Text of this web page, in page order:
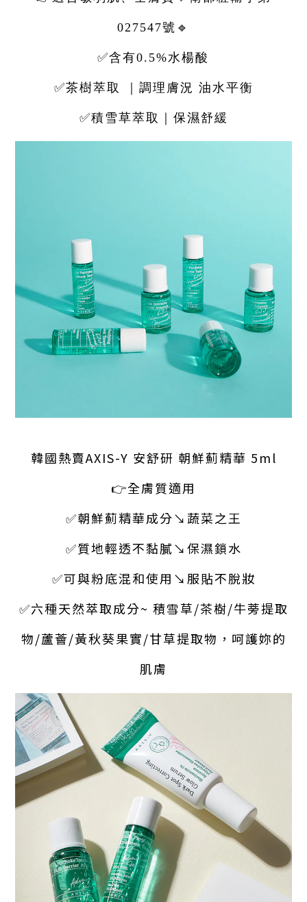
027547號🔹
✅含有0.5%水楊酸⁠
✅茶樹萃取 ｜調理膚況 油水平衡
✅積雪草萃取｜保濕舒緩
韓國熱賣AXIS-Y 安舒研 朝鮮薊精華 5ml
👉全膚質適用
✅朝鮮薊精華成分↘蔬菜之王
✅質地輕透不黏膩↘保濕鎖水
✅可與粉底混和使用↘服貼不脫妝
✅六種天然萃取成分~ 積雪草/茶樹/牛蒡提取
物/蘆薈/黃秋葵果實/甘草提取物，呵護妳的
肌膚